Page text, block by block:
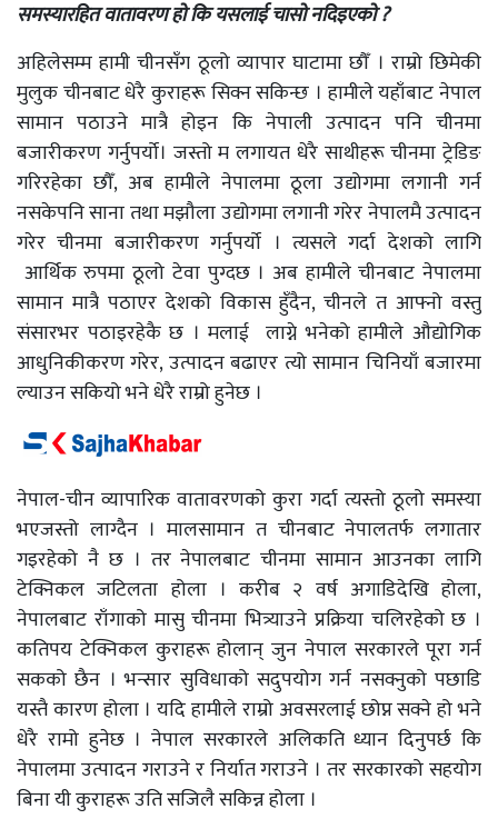
समस्यारहित वातावरण हो कि यसलाईचासो नदिइएको ?
अहिलेसम्म हामी चीनसँग ठूलो व्यापार घाटामा छौँ । राम्रो छिमेकी
मुलुक चीनबाट धेरै कुराहरू सिक्न सकिन्छ । हामीले यहाँबाट नेपाल
सामान पठाउने मात्रै होइन कि नेपाली उत्पादन पनि चीनमा
बजारीकरण गर्नुपर्यो। जस्तो म लगायत धेरै साथीहरू चीनमा ट्रेडिङ
गरिरहेका छौँ, अब हामीले नेपालमा ठूला उद्योगमा लगानी गर्न
नसकेपनि साना तथा मझौला उद्योगमा लगानी गरेर नेपालमै उत्पादन
गरेर चीनमा बजारीकरण गर्नुपर्यो । त्यसले गर्दा देशको लागि
आर्थिक रुपमा ठूलो टेवा पुग्दछ । अब हामीले चीनबाट नेपालमा
सामान मात्रै पठाएर देशको विकास हुँदैन, चीनले त आफ्नो वस्तु
संसारभर पठाइरहेकै छ । मलाई लाग्ने भनेको हामीले औद्योगिक
आधुनिकीकरण गरेर, उत्पादन बढाएर त्यो सामान चिनियाँ बजारमा
ल्याउन सकियो भने धेरै राम्रो हुनेछ ।
नेपाल-चीन व्यापारिक वातावरणको कुरा गर्दा त्यस्तो ठूलो समस्या
भएजस्तो लाग्दैन । मालसामान त चीनबाट नेपालतर्फ लगातार
गइरहेको नै छ । तर नेपालबाट चीनमा सामान आउनका लागि
टेक्निकल जटिलता होला । करीब २ वर्ष अगाडिदेखि होला,
नेपालबाट राँगाको मासु चीनमा भित्र्याउने प्रक्रिया चलिरहेको छ ।
कतिपय टेक्निकल कुराहरू होलान् जुन नेपाल सरकारले पूरा गर्न
सकको छैन । भन्सार सुविधाको सदुपयोग गर्न नसक्नुको पछाडि
यस्तै कारण होला । यदि हामीले राम्रो अवसरलाई छोप्न सक्ने हो भने
धेरै रामो हुनेछ । नेपाल सरकारले अलिकति ध्यान दिनुपर्छ कि
नेपालमा उत्पादन गराउने र निर्यात गराउने । तर सरकारको सहयोग
बिना यी कुराहरू उति सजिलै सकिन्न होला ।